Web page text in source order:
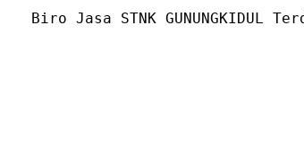
Biro Jasa STNK GUNUNGKIDUL